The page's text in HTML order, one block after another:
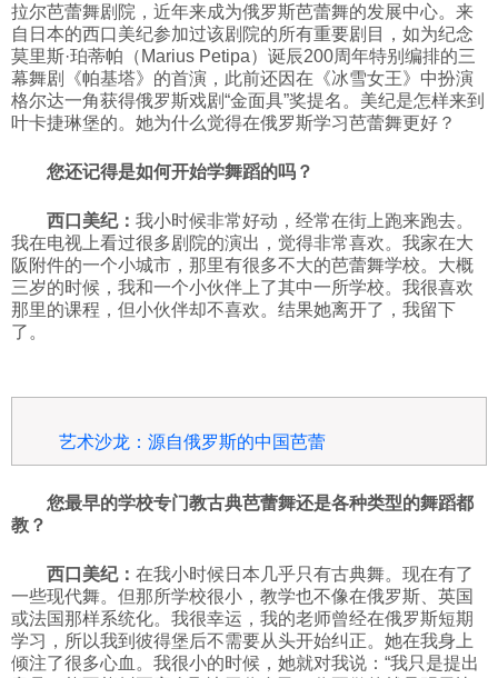
社会
文化
体育
旅游
视听
拉尔芭蕾舞剧院，近年来成为俄罗斯芭蕾舞的发展中心。来
自日本的西口美纪参加过该剧院的所有重要剧目，如为纪念
莫里斯·珀蒂帕（Marius Petipa）诞辰200周年特别编排的三
幕舞剧《帕基塔》的首演，此前还因在《冰雪女王》中扮演
格尔达一角获得俄罗斯戏剧“金面具”奖提名。美纪是怎样来到
叶卡捷琳堡的。她为什么觉得在俄罗斯学习芭蕾舞更好？
您还记得是如何开始学舞蹈的吗？
西口美纪： 我小时候非常好动，经常在街上跑来跑去。
我在电视上看过很多剧院的演出，觉得非常喜欢。我家在大
阪附件的一个小城市，那里有很多不大的芭蕾舞学校。大概
三岁的时候，我和一个小伙伴上了其中一所学校。我很喜欢
那里的课程，但小伙伴却不喜欢。结果她离开了，我留下
了。
艺术沙龙：源自俄罗斯的中国芭蕾
您最早的学校专门教古典芭蕾舞还是各种类型的舞蹈都
教？
西口美纪： 在我小时候日本几乎只有古典舞。现在有了
一些现代舞。但那所学校很小，教学也不像在俄罗斯、英国
或法国那样系统化。我很幸运，我的老师曾经在俄罗斯短期
学习，所以我到彼得堡后不需要从头开始纠正。她在我身上
倾注了很多心血。我很小的时候，她就对我说：“我只是提出